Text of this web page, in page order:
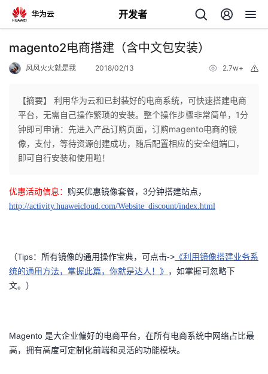
开发者
返
个
主
的
发
者
的
我
magento2电商搭建（含中文包安装）
风风火火就是我 2018/02/13 2.7w+
【摘要】 利用华为云和已封装好的电商系统，可快速搭建电商
平台，无需自己操作繁琐的安装。整个操作步骤非常简单，1分
钟即可申请：先进入产品订购页面，订购magento电商的镜
像，支付，等待资源创建成功，随后配置相应的安全组端口，
即可自行安装和使用啦！
优惠活动信息： 购买优惠镜像套餐，3分钟搭建站点，
http://activity.huaweicloud.com/Website_discount/index.html
（Tips：所有镜像的通用操作宝典，可点击-> 《利用镜像搭建业务系
统的通用方法，掌握此篇，你就是达人！》 ，如掌握可忽略下
文。）
Magento 是大企业偏好的电商平台，在所有电商系统中网络占比最
高，拥有高度可定制化前端和灵活的功能模块。